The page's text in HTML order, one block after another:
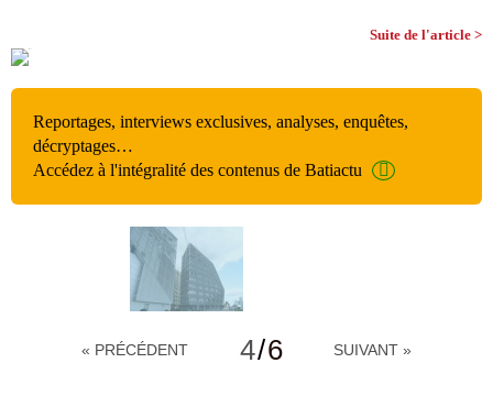
Suite de l'article >
Reportages, interviews exclusives, analyses, enquêtes,
décryptages…
Accédez à l'intégralité des contenus de Batiactu
« PRÉCÉDENT 4/6 SUIVANT »